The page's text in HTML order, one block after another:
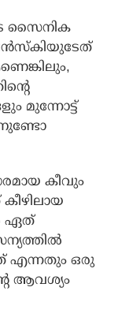
സൈനിക
മുന്നോട്ട്
കീവും
ഏത്
എന്നതും ഒരു
ആവശ്യം